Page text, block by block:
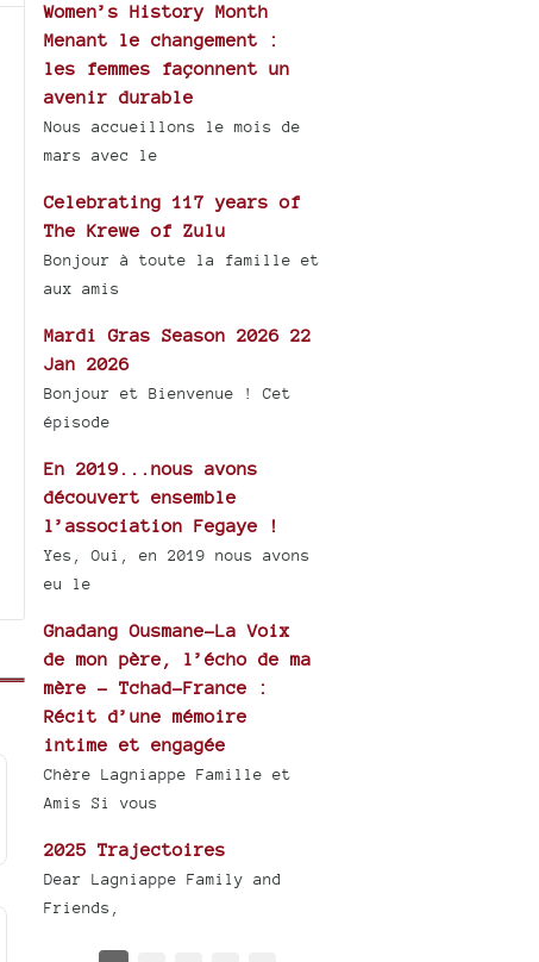
Women’s History Month
Menant le changement :
les femmes façonnent un
avenir durable
Nous accueillons le mois de
mars avec le
Celebrating 117 years of
The Krewe of Zulu
Bonjour à toute la famille et
aux amis
Mardi Gras Season 2026 22
Jan 2026
Bonjour et Bienvenue ! Cet
épisode
En 2019...nous avons
découvert ensemble
l’association Fegaye !
Yes, Oui, en 2019 nous avons
eu le
Gnadang Ousmane-La Voix
de mon père, l’écho de ma
mère - Tchad-France :
Récit d’une mémoire
intime et engagée
Chère Lagniappe Famille et
Amis Si vous
2025 Trajectoires
Dear Lagniappe Family and
Friends,